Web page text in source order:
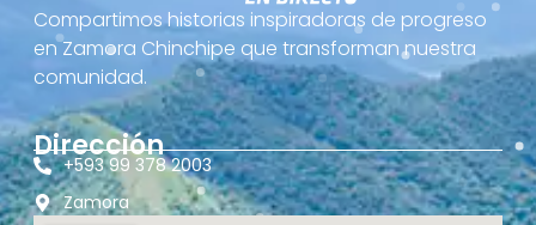
Compartimos historias inspiradoras de progreso
en Zamora Chinchipe que transforman nuestra
comunidad.
Dirección
+593 99 378 2003
Zamora